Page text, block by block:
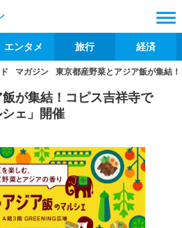
エンタメ 旅行 経済
マガジン 東京都産野菜とアジア飯が集結
が集結！コピス吉祥寺で
シェ」開催